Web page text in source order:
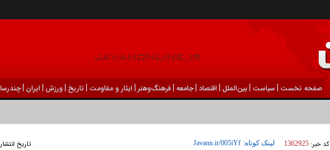
صفحه نخست | سیاست |بين‌الملل | اقتصاد |جامعه |فرهنگ‌و‌هنر | ایثار و مقاومت |تاریخ |ورزش | ايران |
کد خبر: 1362925 لینک کوتاه: تاریخ